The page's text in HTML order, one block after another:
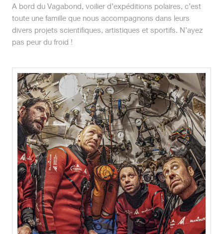
A bord du Vagabond, voilier d’expéditions polaires, c’est
toute une famille que nous accompagnons dans leurs
divers projets scientifiques, artistiques et sportifs. N’ayez
pas peur du froid !